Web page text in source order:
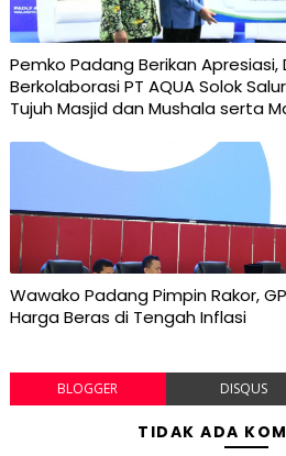
Pemko Padang Berikan Apresiasi,
Berkolaborasi PT AQUA Solok
Tujuh Masjid dan Mushala serta
Wawako Padang Pimpin Rakor,
Harga Beras di Tengah Inflasi
BLOGGER DISQUS
TIDAK ADA